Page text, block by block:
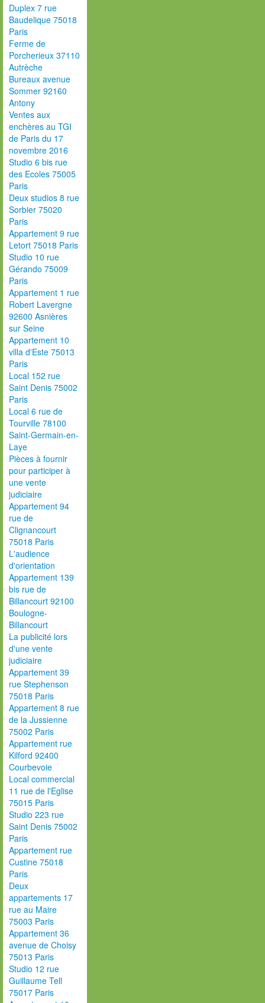
Duplex 7 rue
Baudelique 75018
Paris
Ferme de
Porcherieux 37110
Autrèche
Bureaux avenue
Sommer 92160
Antony
Ventes aux
enchères au TGI
de Paris du 17
novembre 2016
Studio 6 bis rue
des Ecoles 75005
Paris
Deux studios 8 rue
Sorbier 75020
Paris
Appartement 9 rue
Letort 75018 Paris
Studio 10 rue
Gérando 75009
Paris
Appartement 1 rue
Robert Lavergne
92600 Asnières
sur Seine
Appartement 10
villa d'Este 75013
Paris
Local 152 rue
Saint Denis 75002
Paris
Local 6 rue de
Tourville 78100
Saint-Germain-en-
Laye
Pièces à fournir
pour participer à
une vente
judiciaire
Appartement 94
rue de
Clignancourt
75018 Paris
L'audience
d'orientation
Appartement 139
bis rue de
Billancourt 92100
Boulogne-
Billancourt
La publicité lors
d'une vente
judiciaire
Appartement 39
rue Stephenson
75018 Paris
Appartement 8 rue
de la Jussienne
75002 Paris
Appartement rue
Kilford 92400
Courbevoie
Local commercial
11 rue de l'Eglise
75015 Paris
Studio 223 rue
Saint Denis 75002
Paris
Appartement rue
Custine 75018
Paris
Deux
appartements 17
rue au Maire
75003 Paris
Appartement 36
avenue de Choisy
75013 Paris
Studio 12 rue
Guillaume Tell
75017 Paris